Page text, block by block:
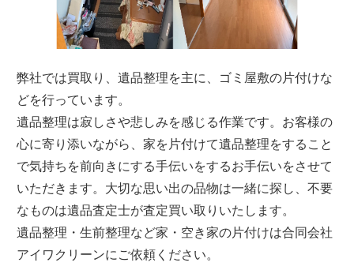
弊社では買取り、遺品整理を主に、ゴミ屋敷の片付けな
どを行っています。
遺品整理は寂しさや悲しみを感じる作業です。お客様の
心に寄り添いながら、家を片付けて遺品整理をすること
で気持ちを前向きにする手伝いをするお手伝いをさせて
いただきます。大切な思い出の品物は一緒に探し、不要
なものは遺品査定士が査定買い取りいたします。
遺品整理・生前整理など家・空き家の片付けは合同会社
アイワクリーンにご依頼ください。